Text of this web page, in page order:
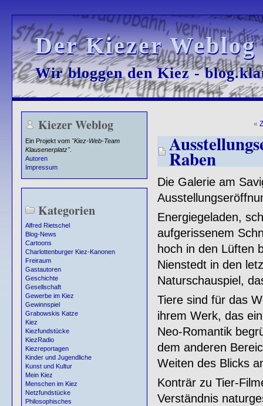
Der Kiezer
Der Kiezer
Wir bloggen den Kiez -
Wir bloggen den Kiez -
Kiezer Weblog
Ein Projekt vom "Kiez-Web-Team
Klausenerplatz".
Autoren
Impressum
Kategorien
Alfred Rietschel
Blog-News
Cartoons
Charlottenburger Kiez-Kanonen
Freiraum
Gastautoren
Geschichte
Gesellschaft
Gewerbe im Kiez
Gewinnspiel
Grabowskis Katze
Kiez
Kiezfundstücke
KiezRadio
Kiezreportagen
Kinder und Jugendliche
Kunst und Kultur
Mein Kiez
Menschen im Kiez
Netzfundstücke
Philosophisches
«
Raben
Die Galerie am
Energiegeladen,
aufgerissenem
hoch in den Lüften
Nienstedt in den
Naturschauspiel,
Tiere sind für das
ihrem Werk, das
Neo-Romantik
dem anderen
Weiten des Blicks
Konträr zu Tier-
Verständnis